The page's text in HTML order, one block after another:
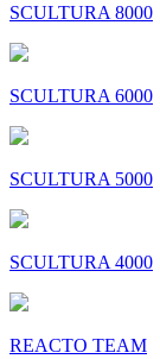
SCULTURA 8000
SCULTURA 6000
SCULTURA 5000
SCULTURA 4000
REACTO TEAM